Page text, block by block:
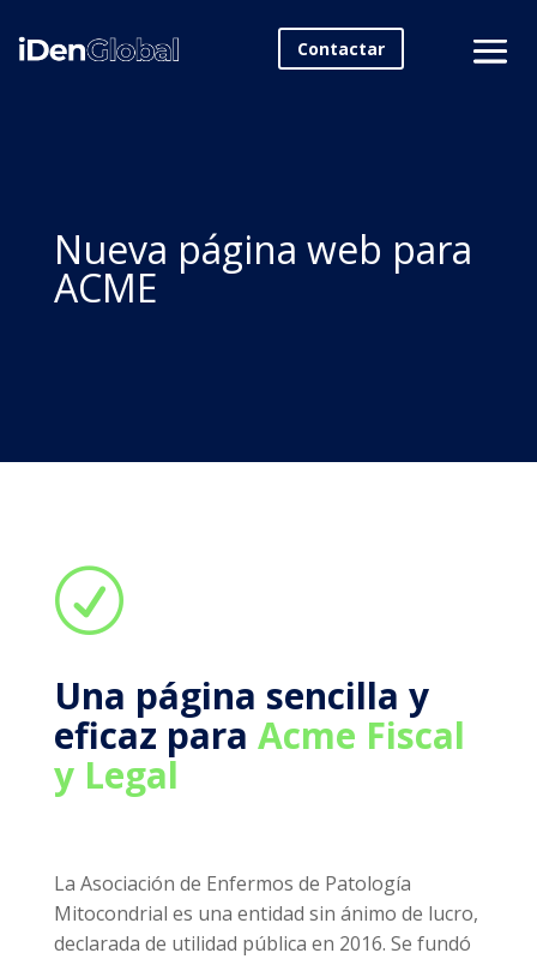
Contactar
Nueva página web para
ACME
R
Una página sencilla y
eficaz para Acme Fiscal
y Legal
La Asociación de Enfermos de Patología
Mitocondrial es una entidad sin ánimo de lucro,
declarada de utilidad pública en 2016. Se fundó